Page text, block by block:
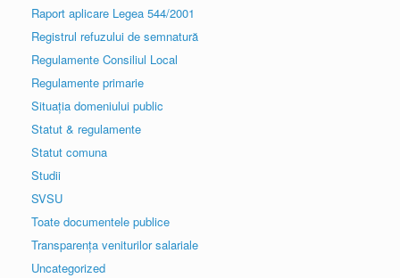
Raport aplicare Legea 544/2001
Registrul refuzului de semnatură
Regulamente Consiliul Local
Regulamente primarie
Situația domeniului public
Statut & regulamente
Statut comuna
Studii
SVSU
Toate documentele publice
Transparența veniturilor salariale
Uncategorized